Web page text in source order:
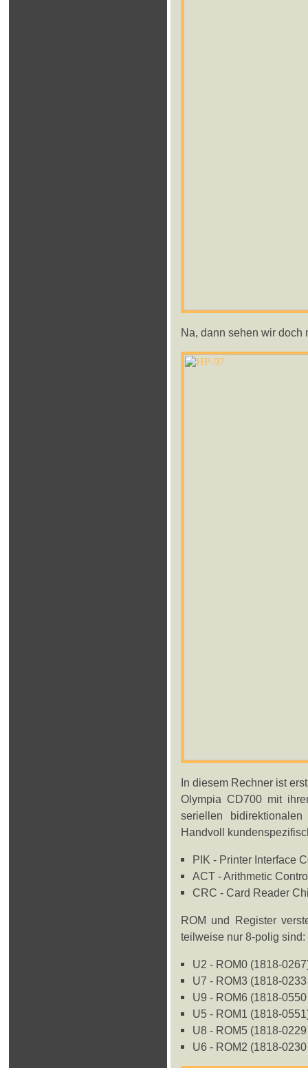
Na, dann sehen wir doch
In diesem Rechner ist
Olympia CD700 mit
seriellen
Handvoll
PIK - Printer Interface
ACT - Arithmetic
CRC - Card Reader
ROM und Register
teilweise nur 8-polig sind:
U2 - ROM0 (1818-
U7 - ROM3 (1818-
U9 - ROM6 (1818-
U5 - ROM1 (1818-
U8 - ROM5 (1818-
U6 - ROM2 (1818-